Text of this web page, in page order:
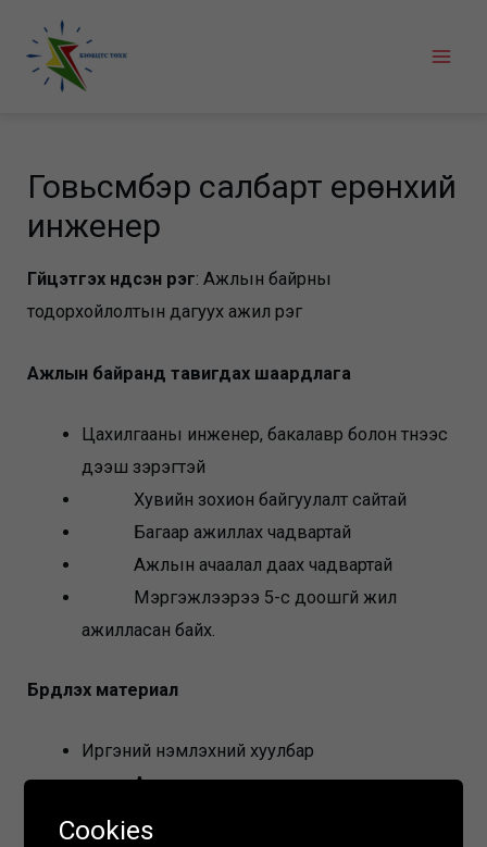
content
Говьсүмбэр салбарт ерөнхий
инженер
Гүйцэтгэх үндсэн үүрэг: Ажлын байрны
тодорхойлолтын дагуух ажил үүрэг
Ажлын байранд тавигдах шаардлага
Цахилгааны инженер, бакалавр болон түүнээс
дээш зэрэгтэй
Хувийн зохион байгуулалт сайтай
Багаар ажиллах чадвартай
Ажлын ачаалал даах чадвартай
Мэргэжлээрээ 5-с доошгүй жил
ажилласан байх.
Бүрдүүлэх материал
Иргэний үнэмлэхний хуулбар
Анкет
Диплом болон мэргэжлийн
Cookies